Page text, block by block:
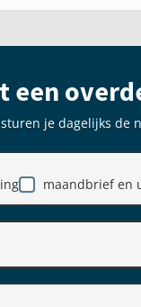
een
je dagelijks de
maandbrief en